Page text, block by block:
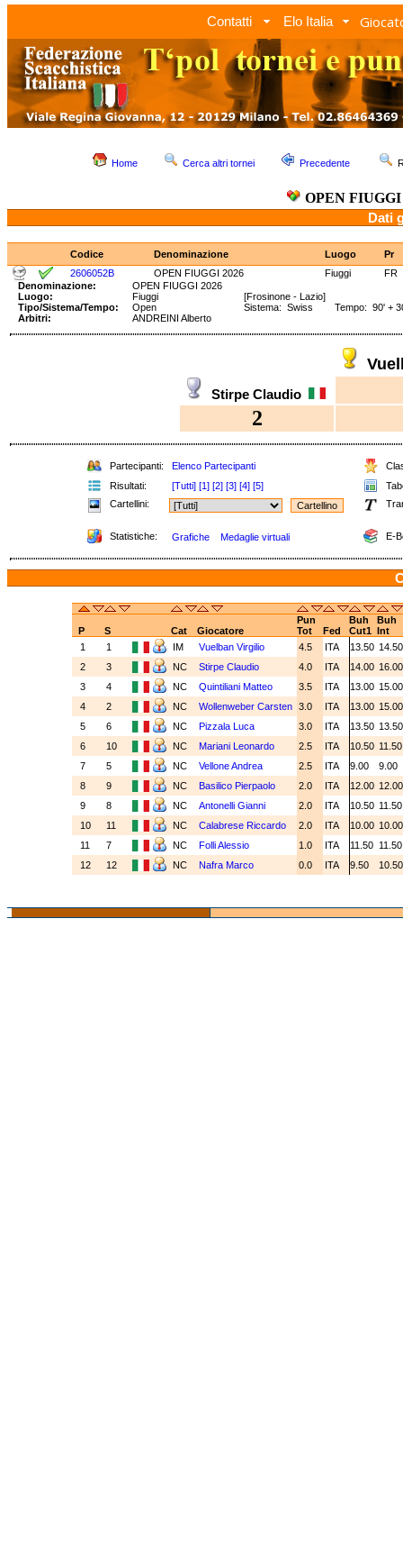
Contatti Elo Italia
Home Cerca altri tornei Precedente
OPEN FIUGGI
Dati
Codice Denominazione Luogo
Pr
2606052B
OPEN FIUGGI 2026 Fiuggi
FR
Denominazione:
OPEN FIUGGI 2026
Luogo:
Fiuggi
[Frosinone - Lazio]
Tipo/Sistema/Tempo:
Open
Sistema: Swiss Tempo: 90' +
Arbitri:
ANDREINI Alberto
Stirpe Claudio
2
Partecipanti: Elenco Partecipanti
Risultati:
[Tutti] [1] [2] [3] [4] [5]
Cartellini:
Statistiche: Grafiche Medaglie virtuali E-
Pun Buh
Buh
P
S Cat Giocatore Tot Fed Cut1 Int
1
1 IM Vuelban Virgilio 4.5 ITA 13.50
2
3 NC Stirpe Claudio 4.0 ITA 14.00
3
4 NC Quintiliani Matteo 3.5 ITA 13.00
4
2 NC Wollenweber Carsten 3.0 ITA 13.00
5
6 NC Pizzala Luca 3.0 ITA 13.50
6
10 NC Mariani Leonardo 2.5 ITA 10.50
7
5 NC Vellone Andrea 2.5 ITA 9.00
9.00
8
9 NC Basilico Pierpaolo 2.0 ITA 12.00
9
8 NC Antonelli Gianni 2.0 ITA 10.50
10
11 NC Calabrese Riccardo 2.0 ITA 10.00
11
7 NC Folli Alessio 1.0 ITA 11.50
12
12 NC Nafra Marco 0.0 ITA 9.50